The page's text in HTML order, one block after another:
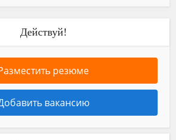
Действуй!
резюме
вакансию